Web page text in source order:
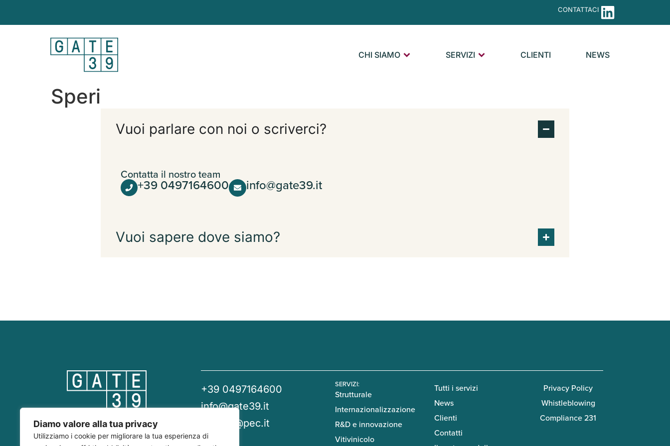
Diamo valore alla tua privacy
Utilizziamo i cookie per migliorare la tua esperienza di
CONTATTACI
CHI SIAMO SERVIZI CLIENTI NEWS
Speri
Vuoi parlare con noi o scriverci?
Contatta il nostro team
+39 0497164600 info@gate39.it
Vuoi sapere dove siamo?
+39 0497164600
info@gate39.it
gate39@pec.it
SERVIZI:
Strutturale
Internazionalizzazione
R&D e innovazione
Vitivinicolo
Tutti i servizi
News
Clienti
Contatti
Privacy Policy
Whistleblowing
Compliance 231